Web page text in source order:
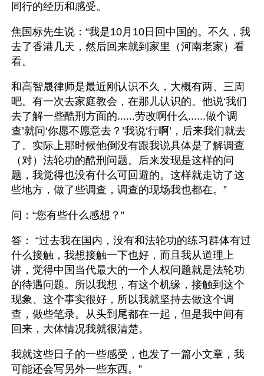
同行的经历和感受。
焦国标先生说：“我是10月10日回中国的。不久，我
去了香港几天，然后回来就到家里（河南老家）看
看。
和高智晟律师是最近刚认识不久，大概有两、三周
吧。有一次去家庭教会，在那儿认识的。他说‘我们
去了解一些酷刑方面的......劳改啊什么......做个调
查’就问‘你愿不愿意去？’我说‘行啊’，后来我们就去
了。实际上那时候他倒没有跟我说具体是了解调查
（对）法轮功的酷刑问题。后来发现是这样的问
题，我觉得也没有什么可回避的。这样就走访了这
些地方，做了些调查，调查的现场我也都在。”
问：“您有些什么感想？”
答： “过去我在国内，没有和法轮功的练习群体有过
什么接触，我想接触一下也好，而且我从道理上
讲，觉得中国当代最大的一个人权问题就是法轮功
的待遇问题。所以我想，有这个机缘，接触到这个
现象、这个事实很好，所以我就坚持去做这个调
查，做些笔录。从头到尾都在一起，但是我中间有
回来，大体情况我就很清楚。
我就这些日子的一些感受，也发了一篇小文章，我
可能还会写另外一些东西。”